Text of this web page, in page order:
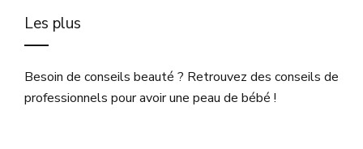
Les plus
Besoin de conseils beauté ? Retrouvez des conseils de
professionnels pour avoir une peau de bébé !